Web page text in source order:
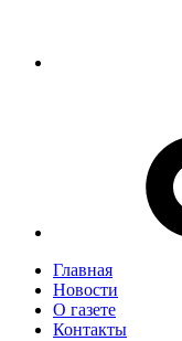
Главная
Новости
О газете
Контакты